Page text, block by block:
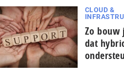
CLOUD &
Zo bouw
dat